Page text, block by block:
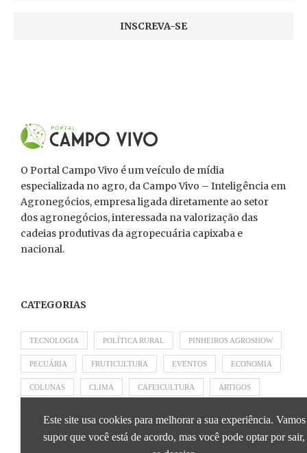
O Portal Campo Vivo é um veículo de mídia
especializada no agro, da Campo Vivo – Inteligência em
Agronegócios, empresa ligada diretamente ao setor
dos agronegócios, interessada na valorização das
cadeias produtivas da agropecuária capixaba e
nacional.
CATEGORIAS
TECNOLOGIA POLÍTICA RURAL PINHEIROS AGROSHOW
PECUÁRIA FRUTICULTURA EVENTOS ECONOMIA
COLUNAS CLIMA CAFEICULTURA ARTIGOS
APRESENTADO POR BRAPEX
Este site usa cookies para melhorar a sua experiência. Vamos
supor que você está de acordo, mas você pode optar por sair,